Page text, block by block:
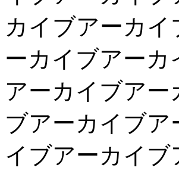
カイブアーカ
ーカイブアー
アーカイブア
ブアーカイブ
イブアーカイ